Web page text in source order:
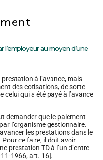
l’employeur au moyen d’une
à l’avance, mais
des cotisations, de sorte
qui a été payé à l’avance
demander que le paiement
l’organisme gestionnaire.
les prestations dans le
ce faire, il doit avoir
prestation TD à l’un d’entre
1966, art. 16].